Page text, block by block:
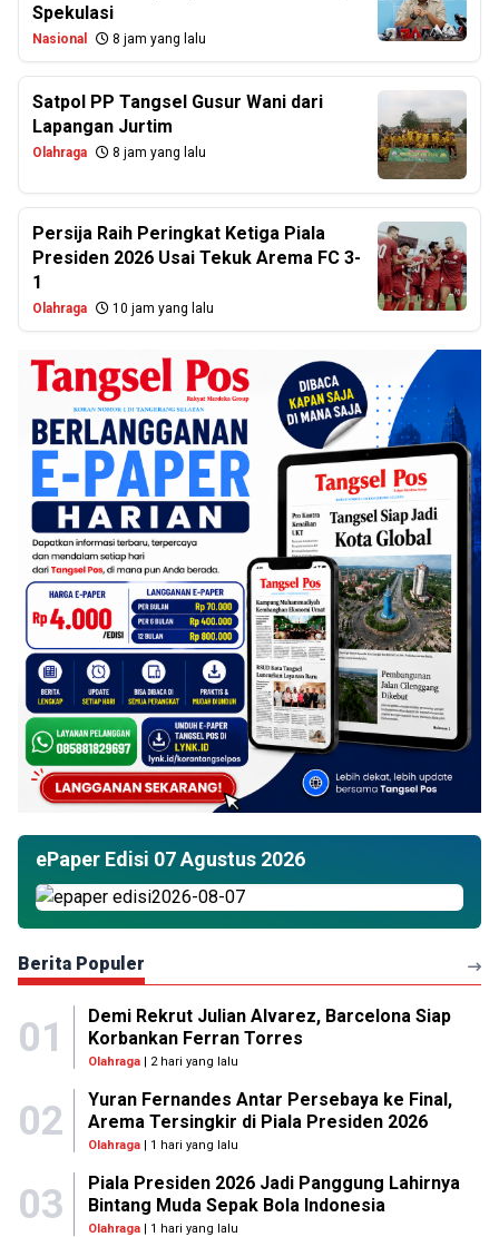
Spekulasi
Nasional 8 jam yang lalu
Satpol PP Tangsel Gusur Wani dari
Lapangan Jurtim
Olahraga 8 jam yang lalu
Persija Raih Peringkat Ketiga Piala
Presiden 2026 Usai Tekuk Arema FC 3-
1
Olahraga 10 jam yang lalu
ePaper Edisi 07 Agustus 2026
Berita Populer
01
Demi Rekrut Julian Alvarez, Barcelona Siap
Korbankan Ferran Torres
Olahraga| 2 hari yang lalu
02
Yuran Fernandes Antar Persebaya ke Final,
Arema Tersingkir di Piala Presiden 2026
Olahraga| 1 hari yang lalu
03
Piala Presiden 2026 Jadi Panggung Lahirnya
Bintang Muda Sepak Bola Indonesia
Olahraga| 1 hari yang lalu